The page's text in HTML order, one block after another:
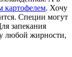
картофелем. Хочу
Специи могут
запекания
любой жирности,